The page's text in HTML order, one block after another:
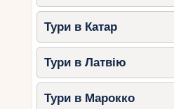
Тури в Катар
Тури в Латвію
Тури в Марокко